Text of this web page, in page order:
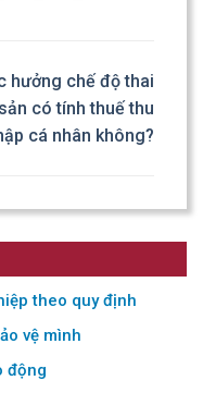
hưởng chế độ thai
sản có tính thuế thu
cá nhân không?
theo quy định
vệ mình
động